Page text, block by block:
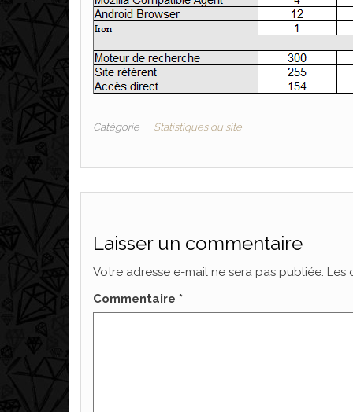
Catégorie Statistiques du site
Laisser un commentaire
Votre adresse e-mail ne sera pas publiée. Les
Commentaire *